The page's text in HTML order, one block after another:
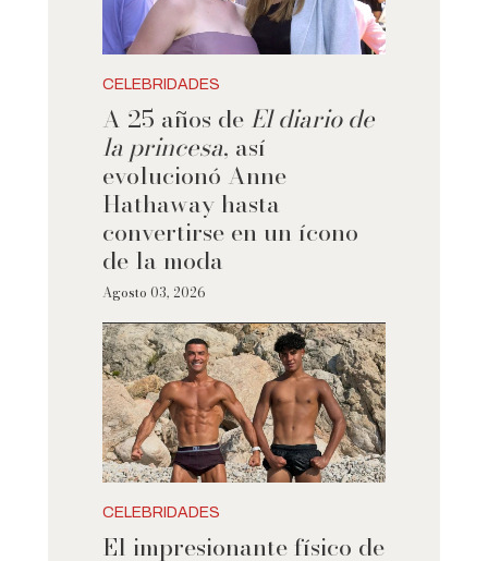
CELEBRIDADES
A 25 años de El diario de
la princesa, así
evolucionó Anne
Hathaway hasta
convertirse en un ícono
de la moda
Agosto 03, 2026
CELEBRIDADES
El impresionante físico de